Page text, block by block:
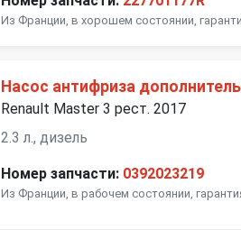
Из Франции, в хорошем состоянии,
Насос антифриза
Renault Master 3 рест. 2017
2.3 л., дизель
Номер запчасти: 0392023219
Из Франции, в рабочем состоянии,